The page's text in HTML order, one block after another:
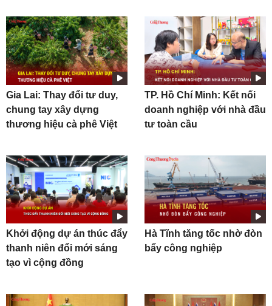
Gia Lai: Thay đổi tư duy,
chung tay xây dựng
thương hiệu cà phê Việt
TP. Hồ Chí Minh: Kết nối
doanh nghiệp với nhà đầu
tư toàn cầu
Khởi động dự án thúc đẩy
thanh niên đổi mới sáng
tạo vì cộng đồng
Hà Tĩnh tăng tốc nhờ đòn
bẩy công nghiệp